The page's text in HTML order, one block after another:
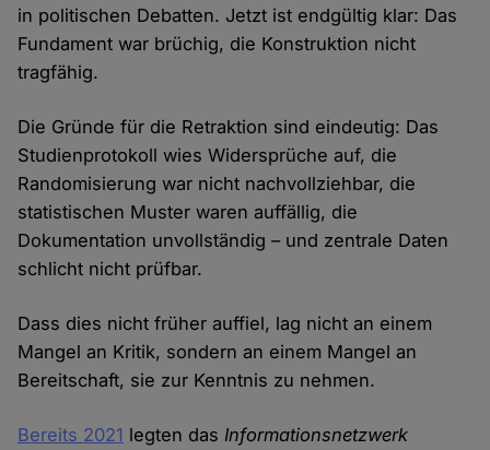
in politischen Debatten. Jetzt ist endgültig klar: Das
Fundament war brüchig, die Konstruktion nicht
tragfähig.
Die Gründe für die Retraktion sind eindeutig: Das
Studienprotokoll wies Widersprüche auf, die
Randomisierung war nicht nachvollziehbar, die
statistischen Muster waren auffällig, die
Dokumentation unvollständig – und zentrale Daten
schlicht nicht prüfbar.
Dass dies nicht früher auffiel, lag nicht an einem
Mangel an Kritik, sondern an einem Mangel an
Bereitschaft, sie zur Kenntnis zu nehmen.
Bereits 2021 legten dasInformationsnetzwerk